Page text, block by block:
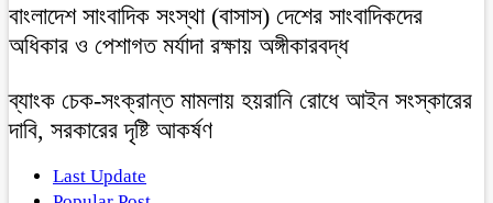
বাংলাদেশ সাংবাদিক সংস্থা (বাসাস) দেশের সাংবাদিকদের
অধিকার ও পেশাগত মর্যাদা রক্ষায় অঙ্গীকারবদ্ধ
ব্যাংক চেক-সংক্রান্ত মামলায় হয়রানি রোধে আইন সংস্কারের
দাবি, সরকারের দৃষ্টি আকর্ষণ
Last Update